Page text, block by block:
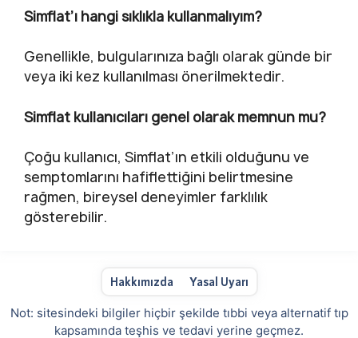
Simflat’ı hangi sıklıkla kullanmalıyım?
Genellikle, bulgularınıza bağlı olarak günde bir
veya iki kez kullanılması önerilmektedir.
Simflat kullanıcıları genel olarak memnun mu?
Çoğu kullanıcı, Simflat’ın etkili olduğunu ve
semptomlarını hafiflettiğini belirtmesine
rağmen, bireysel deneyimler farklılık
gösterebilir.
Hakkımızda Yasal Uyarı
Not: sitesindeki bilgiler hiçbir şekilde tıbbi veya alternatif tıp
kapsamında teşhis ve tedavi yerine geçmez.